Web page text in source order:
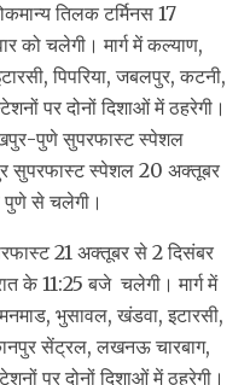
तिलक टर्मिनस 17
को चलेगी। मार्ग में कल्याण,
पिपरिया, जबलपुर, कटनी,
पर दोनों दिशाओं में ठहरेगी।
पुणे सुपरफास्ट स्पेशल
सुपरफास्ट स्पेशल 20 अक्तूबर
पुणे से चलेगी।
21 अक्तूबर से 2 दिसंबर
के 11:25 बजे चलेगी। मार्ग में
भुसावल, खंडवा, इटारसी,
कानपुर सेंट्रल, लखनऊ चारबाग,
पर दोनों दिशाओं में ठहरेगी।